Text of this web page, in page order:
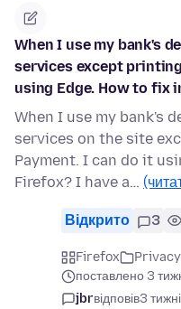
When I use my bank's
services except
using Edge. How to fix
When I use my bank's
services on the site
Payment. I can do it
Firefox? I have a…
Відкрито 3
Firefox
поставлено 3
jbrвідповів3